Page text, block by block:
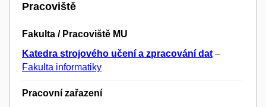
Pracoviště
Fakulta / Pracoviště MU
Katedra strojového učení a zpracování dat –
Fakulta informatiky
Pracovní zařazení